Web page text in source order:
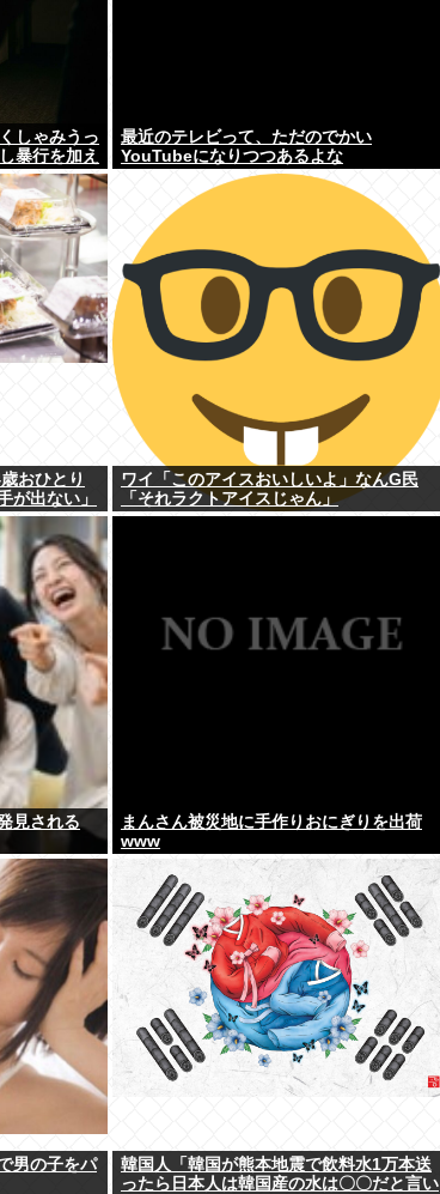
しゃみうっ
暴行を加え
最近のテレビって、ただのでかい
YouTubeになりつつあるよな
おひとり
が出ない」
ワイ「このアイスおいしいよ」なんG民
「それラクトアイスじゃん」
見される
まんさん被災地に手作りおにぎりを出荷
www
男の子をパ
韓国人「韓国が熊本地震で飲料水1万本送
ったら日本人は韓国産の水は〇〇だと言い